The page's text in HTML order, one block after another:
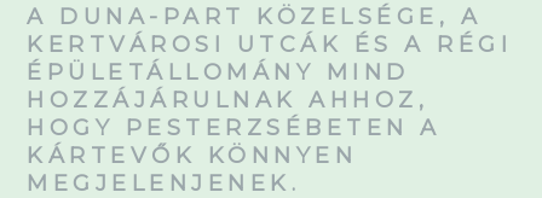
A DUNA-PART KÖZELSÉGE, A
KERTVÁROSI UTCÁK ÉS A RÉGI
ÉPÜLETÁLLOMÁNY MIND
HOZZÁJÁRULNAK AHHOZ,
HOGY PESTERZSÉBETEN A
KÁRTEVŐK KÖNNYEN
MEGJELENJENEK.